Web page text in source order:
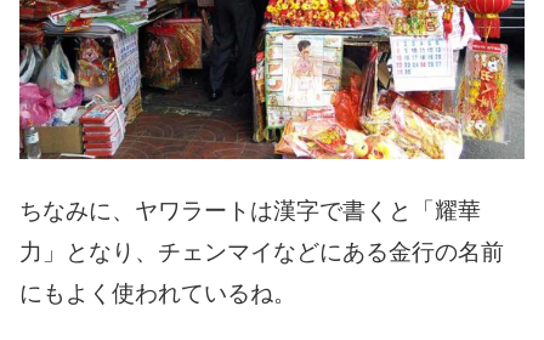
ちなみに、ヤワラートは漢字で書くと「耀華
力」となり、チェンマイなどにある金行の名前
にもよく使われているね。